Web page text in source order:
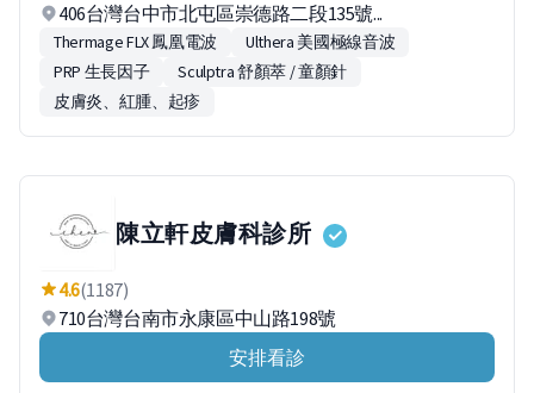
406台灣台中市北屯區崇德路二段135號...
Thermage FLX 鳳凰電波
Ulthera 美國極線音波
PRP 生長因子
Sculptra 舒顏萃 / 童顏針
皮膚炎、紅腫、起疹
陳立軒皮膚科診所
4.6(1187)
710台灣台南市永康區中山路198號
安排看診